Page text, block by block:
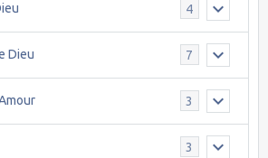
4
Dieu 7
3
3